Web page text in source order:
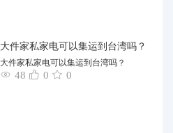
大件家私家电可以集运到台湾吗？
大件家私家电可以集运到台湾吗？
48 0 0